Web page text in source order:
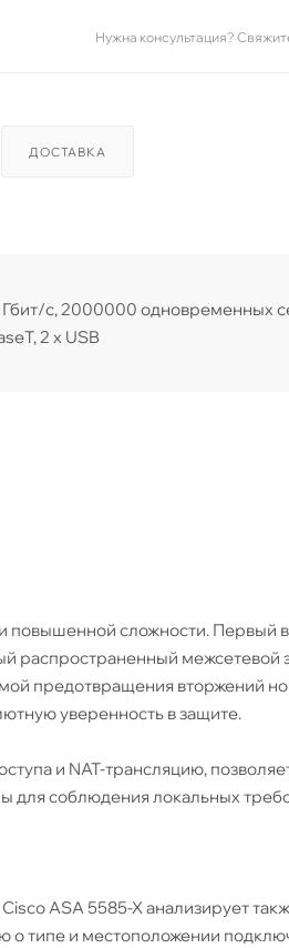
Нужна консультация?
ДОСТАВКА
Гбит/с, 2000000 одновременных
2 x USB
повышенной сложности. Первый
распространенный межсетевой
предотвращения вторжений
уверенность в защите.
и NAT-трансляцию,
для соблюдения локальных
ASA 5585-X анализирует
о типе и местоположении